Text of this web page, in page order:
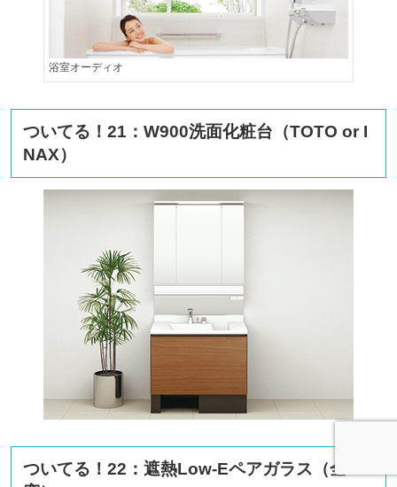
浴室オーディオ
ついてる！21：W900洗面化粧台（TOTO or I
NAX）
ついてる！22：遮熱Low-Eペアガラス（全